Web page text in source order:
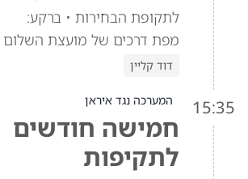
לתקופת הבחירות • ברקע:
מפת דרכים של מועצת השלום
דוד קליין
15:35 המערכה נגד איראן
חמישה חודשים
לתקיפות